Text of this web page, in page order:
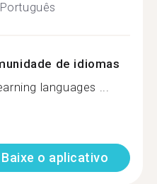
Português
de idiomas
languages ...
Baixe o aplicativo